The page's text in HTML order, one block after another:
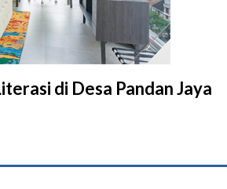
di Desa Pandan Jaya